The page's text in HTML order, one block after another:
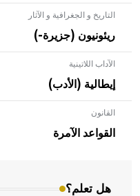
التاريخ و الجغرافية و الآثار
ريئونيون (جزيرة-)
الآداب اللاتينية
إيطالية (الأدب)
القانون
القواعد الآمرة
هل تعلم؟
- هل تعلم أن الأبلق نوع
بالعمارة الإسلامية في
المعمار على بناء